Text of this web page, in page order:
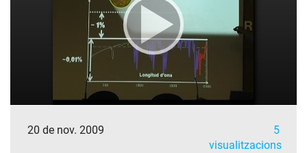
20 de nov. 2009
5
visualitzacions